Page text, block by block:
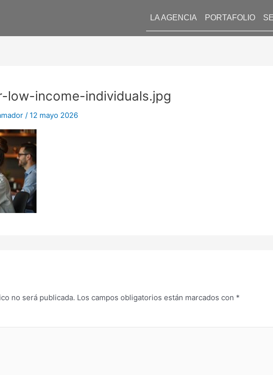
LA AGENCIA PORTAFOLIO
low-income-individuals.jpg
/ 12 mayo 2026
no será publicada. Los campos obligatorios están marcados con *